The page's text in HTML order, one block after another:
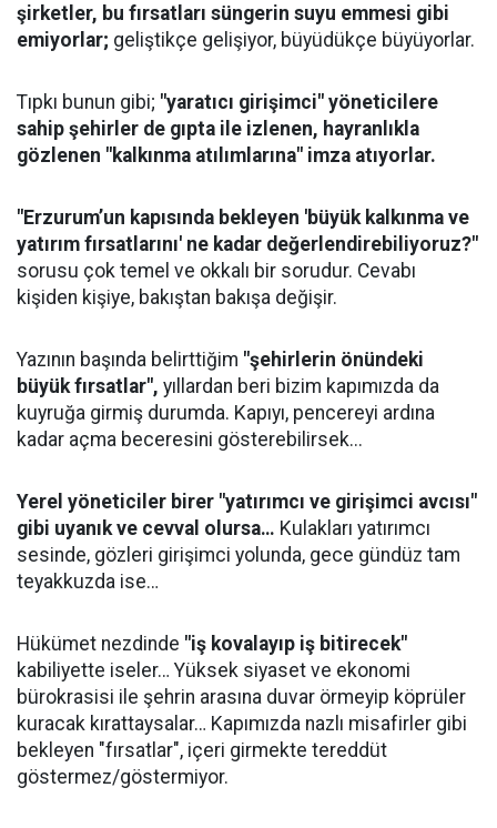
şirketler, bu fırsatları süngerin suyu emmesi gibi
emiyorlar; geliştikçe gelişiyor, büyüdükçe büyüyorlar.
​Tıpkı bunun gibi; "yaratıcı girişimci" yöneticilere
sahip şehirler de gıpta ile izlenen, hayranlıkla
gözlenen "kalkınma atılımlarına" imza atıyorlar.
"Erzurum’un kapısında bekleyen 'büyük kalkınma ve
yatırım fırsatlarını' ne kadar değerlendirebiliyoruz?"
sorusu çok temel ve okkalı bir sorudur. Cevabı
kişiden kişiye, bakıştan bakışa değişir.
​Yazının başında belirttiğim "şehirlerin önündeki
büyük fırsatlar", yıllardan beri bizim kapımızda da
kuyruğa girmiş durumda. Kapıyı, pencereyi ardına
kadar açma beceresini gösterebilirsek...
Yerel yöneticiler birer "yatırımcı ve girişimci avcısı"
gibi uyanık ve cevval olursa… Kulakları yatırımcı
sesinde, gözleri girişimci yolunda, gece gündüz tam
teyakkuzda ise…
​Hükümet nezdinde "iş kovalayıp iş bitirecek"
kabiliyette iseler… Yüksek siyaset ve ekonomi
bürokrasisi ile şehrin arasına duvar örmeyip köprüler
kuracak kırattaysalar… Kapımızda nazlı misafirler gibi
bekleyen "fırsatlar", içeri girmekte tereddüt
göstermez/göstermiyor.